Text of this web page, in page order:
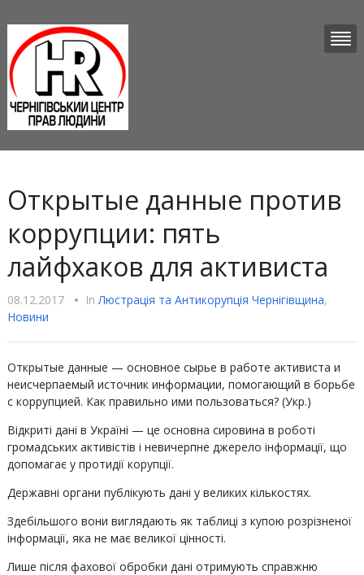
Открытые данные против
коррупции: пять
лайфхаков для активиста
08.12.2017 • InЛюстрацiя та Антикорупцiя Чернігівщина,
Новини
Открытые данные — основное сырье в работе активиста и
неисчерпаемый источник информации, помогающий в борьбе
с коррупцией. Как правильно ими пользоваться? (Укр.)
Відкриті дані в Україні — це основна сировина в роботі
громадських активістів і невичерпне джерело інформації, що
допомагає у протидії корупції.
Державні органи публікують дані у великих кількостях.
Здебільшого вони виглядають як таблиці з купою розрізненої
інформації, яка не має великої цінності.
Лише після фахової обробки дані отримують справжню